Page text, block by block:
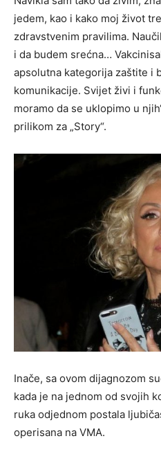
jedem, kao i kako moj život
zdravstvenim pravilima.
i da budem srećna…
apsolutna kategorija zaštite i
komunikacije. Svijet živi i
moramo da se uklopimo u
prilikom za „Story“.
Inače, sa ovom dijagnozom
kada je na jednom od svojih
ruka odjednom postala
operisana na VMA.